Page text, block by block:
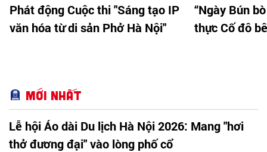
Phát động Cuộc thi "Sáng tạo IP
văn hóa từ di sản Phở Hà Nội"
“Ngày Bún
thực Cố đô
Mới nhất
Lễ hội Áo dài Du lịch Hà Nội 2026: Mang "hơi
thở đương đại" vào lòng phố cổ